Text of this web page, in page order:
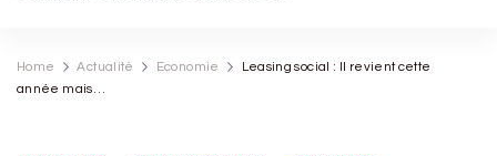
Home Actualité Economie
Leasing social : Il revient cette
année mais…